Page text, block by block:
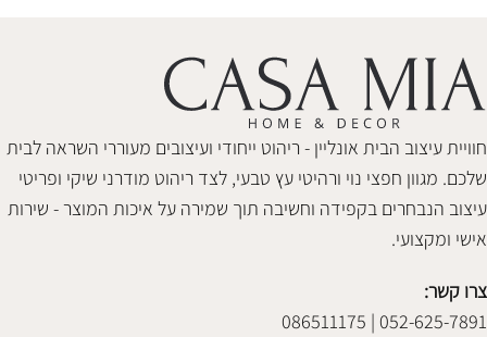
חוויית עיצוב הבית אונליין - ריהוט ייחודי ועיצובים מעוררי השראה לבית
שלכם. מגוון חפצי נוי ורהיטי עץ טבעי, לצד ריהוט מודרני שיקי ופריטי
עיצוב הנבחרים בקפידה וחשיבה תוך שמירה על איכות המוצר - שירות
אישי ומקצועי.
צרו קשר:
052-625-7891 | 086511175